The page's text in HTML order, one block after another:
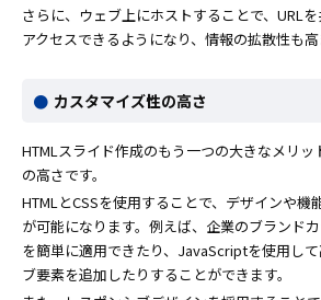
さらに、ウェブ上にホストすることで、URL
アクセスできるようになり、情報の拡散性も高
カスタマイズ性の高さ
HTMLスライド作成のもう一つの大きなメリ
の高さです。
HTMLとCSSを使用することで、デザインや機
が可能になります。例えば、企業のブランド
を簡単に適用できたり、JavaScriptを使用し
ブ要素を追加したりすることができます。